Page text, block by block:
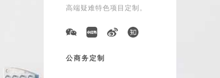
高端疑难特色项目定制。
公商务定制